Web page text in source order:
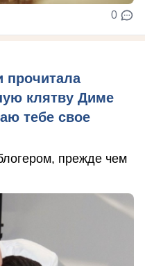
0
прочитала
клятву Диме
тебе свое
прежде чем